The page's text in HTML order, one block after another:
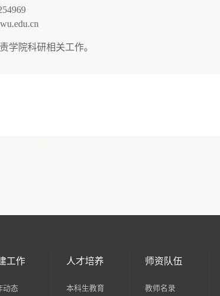
学院科研相关工作。
工作
动态
人才培养
本科生教育
师资队伍
教师名录